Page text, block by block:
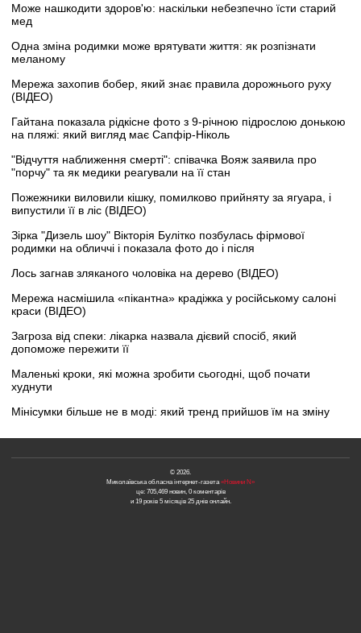
Може нашкодити здоров'ю: наскільки небезпечно їсти старий
мед
Одна зміна родимки може врятувати життя: як розпізнати
меланому
Мережа захопив бобер, який знає правила дорожнього руху
(ВІДЕО)
Гайтана показала рідкісне фото з 9-річною підрослою донькою
на пляжі: який вигляд має Сапфір-Ніколь
"Відчуття наближення смерті": співачка Вояж заявила про
"порчу" та як медики реагували на її стан
Пожежники виловили кішку, помилково прийняту за ягуара, і
випустили її в ліс (ВІДЕО)
Зірка "Дизель шоу" Вікторія Булітко позбулась фірмової
родимки на обличчі і показала фото до і після
Лось загнав зляканого чоловіка на дерево (ВІДЕО)
Мережа насмішила «пікантна» крадіжка у російському салоні
краси (ВІДЕО)
Загроза від спеки: лікарка назвала дієвий спосіб, який
допоможе пережити її
Маленькі кроки, які можна зробити сьогодні, щоб почати
худнути
Мінісумки більше не в моді: який тренд прийшов їм на зміну
© 2026.
Миколаївська обласна інтернет-газета«Новини N»
це: 705,469 новин, 0 коментарів
и 19 років 5 місяців 25 днів онлайн.